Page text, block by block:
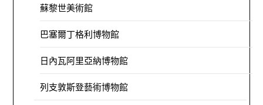
蘇黎世美術館
巴塞爾丁格利博物館
日內瓦阿里亞納博物館
列支敦斯登藝術博物館